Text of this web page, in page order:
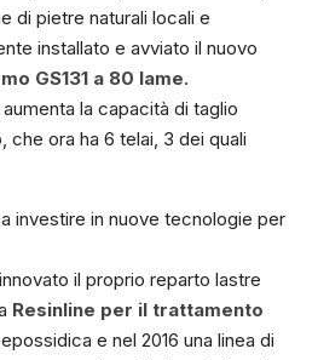
di pietre naturali locali e
installato e avviato il nuovo
GS131 a 80 lame.
la capacità di taglio
che ora ha 6 telai, 3 dei quali
investire in nuove tecnologie per
il proprio reparto lastre
Resinline per il trattamento
e nel 2016 una linea di